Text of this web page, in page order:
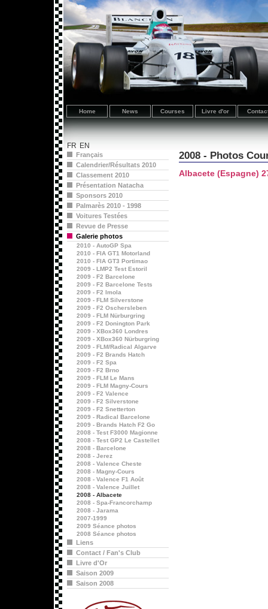
Home News Courses Livre d'or
FR EN
Français
Calendrier/Résultats 2010
Classement 2010
Présentation Natacha
Sponsors 2010
Palmarès 2010 - 1998
Voitures Testées
Revue de Presse
Galerie photos
2010 - AutoGP Spa
2010 - FIA GT1 Motorland
2010 - FIA GT3 Portimao
2009 - LMP2 Test Estoril
2009 - F2 Barcelone
2009 - F2 Barcelone Tests
2009 - F2 Imola
2009 - FLM Silverstone
2009 - F2 Oschersleben
2009 - FLM Nürburgring
2009 - F2 Donington Park
2009 - XBox360 Londres
2009 - XBox360 Nürburgring
2009 - FLM/Radical Algarve
2009 - F2 Brands Hatch
2009 - F2 Spa
2009 - F2 Brno
2009 - FLM Le Mans
2009 - FLM Magny-Cours
2009 - F2 Valence
2009 - F2 Silverstone
2009 - F2 Snetterton
2009 - Radical Barcelone
2009 - Brands Hatch F2 Go
2008 - Test F3000 Magionne
2008 - Test GP2 Le Castellet
2008 - Barcelone
2008 - Jerez
2008 - Valence Cheste
2008 - Magny-Cours
2008 - Valence F1 Août
2008 - Valence Juillet
2008 - Albacete
2008 - Spa-Francorchamp
2008 - Jarama
2007-1999
2009 Séance photos
2008 Séance photos
Liens
Contact / Fan's Club
Livre d'Or
Saison 2009
Saison 2008
2008 - Photos
Albacete (Espagne)